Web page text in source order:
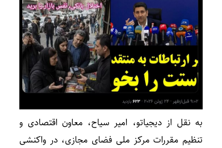
به نقل از دیجیاتو، امیر سیاح، معاون اقتصادی و
تنظیم مقررات مرکز ملی فضای مجازی، در واکنشی